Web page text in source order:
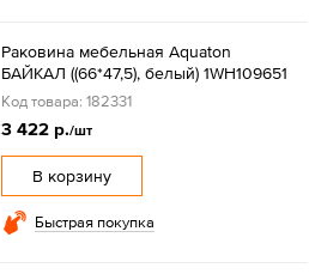
Раковина мебельная Aquaton
БАЙКАЛ ((66*47,5), белый) 1WH109651
Код товара: 182331
3 422 р./шт
В корзину
Быстрая покупка